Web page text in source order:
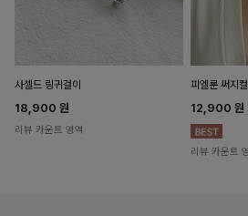
사셀드 링귀걸이
18,900 원
리뷰 카운트 영역
피엘룬 써지
12,900 원
리뷰 카운트